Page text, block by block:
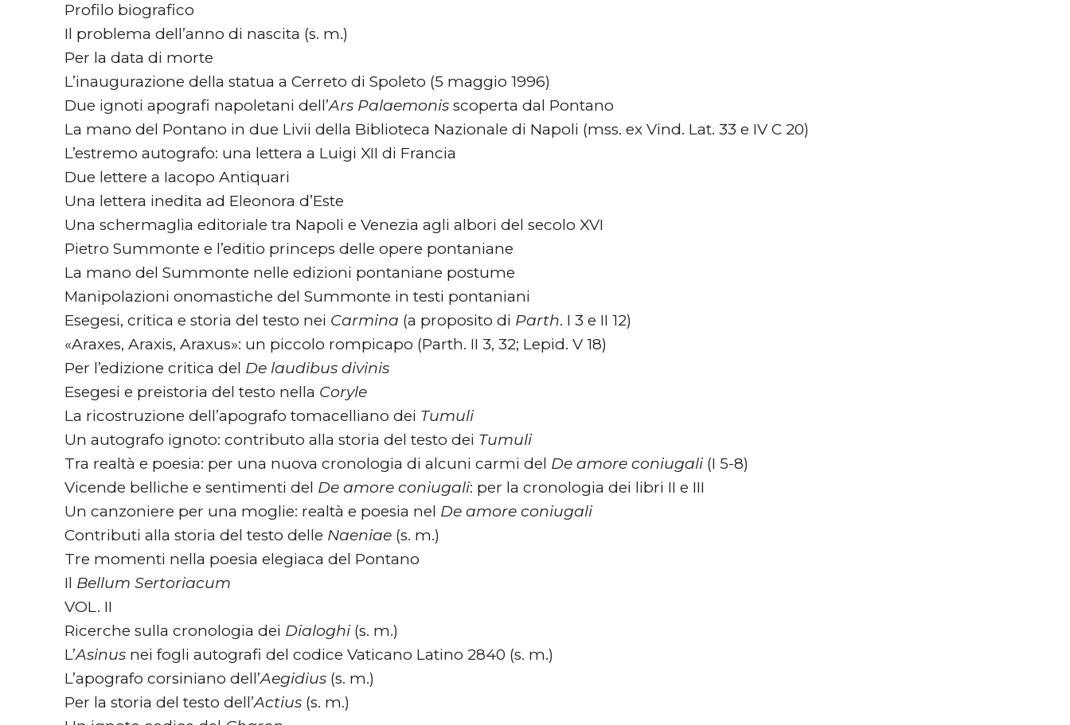
Profilo biografico
Il problema dell’anno di nascita (s. m.)
Per la data di morte
L’inaugurazione della statua a Cerreto di Spoleto (5 maggio 1996)
Due ignoti apografi napoletani dell’Ars Palaemonis scoperta dal Pontano
La mano del Pontano in due Livii della Biblioteca Nazionale di Napoli (mss. ex Vind. Lat. 33 e IV C 20)
L’estremo autografo: una lettera a Luigi XII di Francia
Due lettere a Iacopo Antiquari
Una lettera inedita ad Eleonora d’Este
Una schermaglia editoriale tra Napoli e Venezia agli albori del secolo XVI
Pietro Summonte e l’editio princeps delle opere pontaniane
La mano del Summonte nelle edizioni pontaniane postume
Manipolazioni onomastiche del Summonte in testi pontaniani
Esegesi, critica e storia del testo nei Carmina (a proposito di Parth. I 3 e II 12)
«Araxes, Araxis, Araxus»: un piccolo rompicapo (Parth. II 3, 32; Lepid. V 18)
Per l’edizione critica del De laudibus divinis
Esegesi e preistoria del testo nella Coryle
La ricostruzione dell’apografo tomacelliano dei Tumuli
Un autografo ignoto: contributo alla storia del testo dei Tumuli
Tra realtà e poesia: per una nuova cronologia di alcuni carmi del De amore coniugali(I 5-8)
Vicende belliche e sentimenti del De amore coniugali: per la cronologia dei libri II e III
Un canzoniere per una moglie: realtà e poesia nel De amore coniugali
Contributi alla storia del testo delle Naeniae(s. m.)
Tre momenti nella poesia elegiaca del Pontano
Il Bellum Sertoriacum
VOL. II
Ricerche sulla cronologia dei Dialoghi(s. m.)
L’Asinusnei fogli autografi del codice Vaticano Latino 2840 (s. m.)
L’apografo corsiniano dell’Aegidius(s. m.)
Per la storia del testo dell’Actius(s. m.)